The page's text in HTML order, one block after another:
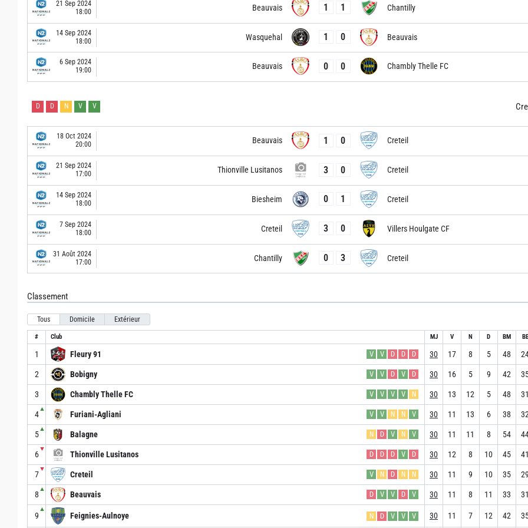
21 Sep 2024
18:00
Beauvais 1 1 Chantilly
14 Sep 2024
18:00
Wasquehal 1 0 Beauvais
6 Sep 2024
19:00
Beauvais 0 0 Chambly Thelle FC
D D N V V
18 Oct 2024
20:00
Beauvais 1 0 Creteil
21 Sep 2024
17:00
Thionville Lusitanos 3 0 Creteil
14 Sep 2024
18:00
Biesheim 0 1 Creteil
7 Sep 2024
18:00
Creteil 3 0 Villers Houlgate CF
31 Août 2024
17:00
Chantilly 0 3 Creteil
Classement
Tous Domicile Extérieur
# Club MJ V N D BM BE
1 Fleury 91 V V D D D 30 17 8 5 48
2 Bobigny V V D V D 30 16 5 9 42
3 Chambly Thelle FC V V V V N 30 13 12 5 48
4
▲
Furiani-Agliani V V N N V 30 11 13 6 38
5
▲
Balagne N D V N V 30 11 11 8 54
6
▼
Thionville Lusitanos D D D V D 30 12 8 10 45
7
▼
Creteil V N D N N 30 11 9 10 35
8
▲
Beauvais D V V D V 30 11 8 11 33
9
▲
Feignies-Aulnoye N D V V V 30 11 7 12 42